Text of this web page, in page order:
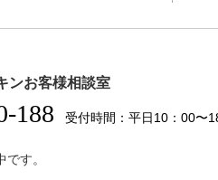
ンお客様相談室
188 受付時間：平日10：00〜
す。